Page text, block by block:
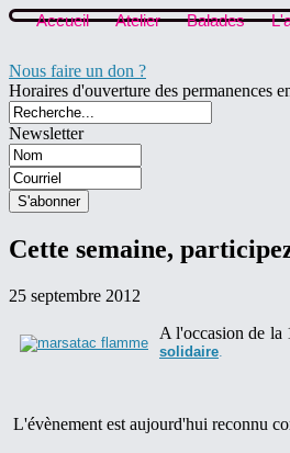
Accueil Atelier Balades
Nous faire un don ?
Horaires d'ouverture des permanences
Newsletter
Cette semaine,
25 septembre 2012
A l'occasion de la
solidaire.
L'évènement est aujourd'hui reconnu